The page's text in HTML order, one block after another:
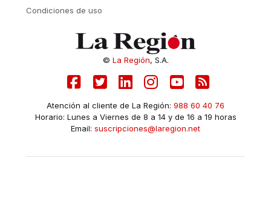
Condiciones de uso
© La Región, S.A.
Atención al cliente de La Región: 988 60 40 76
Horario: Lunes a Viernes de 8 a 14 y de 16 a 19 horas
Email: suscripciones@laregion.net